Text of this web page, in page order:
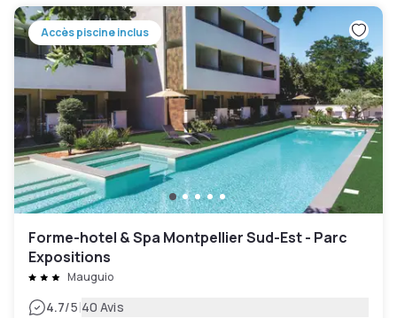
Accès piscine inclus
Forme-hotel & Spa Montpellier Sud-Est - Parc
Expositions
Mauguio
4.7/5|40 Avis